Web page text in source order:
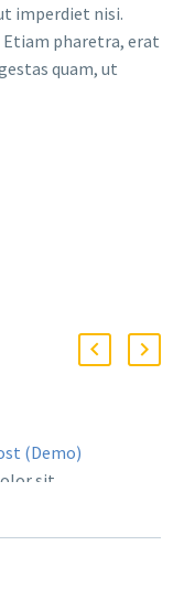
imperdiet nisi.
pharetra, erat
quam, ut
(Demo)
sit
sed